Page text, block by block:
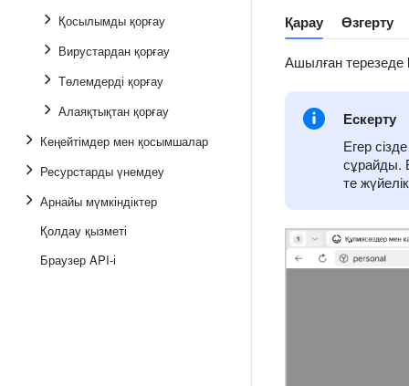
Қосылымды қорғау
Вирустардан қорғау
Төлемдерді қорғау
Алаяқтықтан қорғау
Кеңейтімдер мен қосымшалар
Ресурстарды үнемдеу
Арнайы мүмкіндіктер
Қолдау қызметі
Браузер API-і
Қарау Өзгерту
Ашылған терезеде
Ескерту
Егер
сұрайды.
те